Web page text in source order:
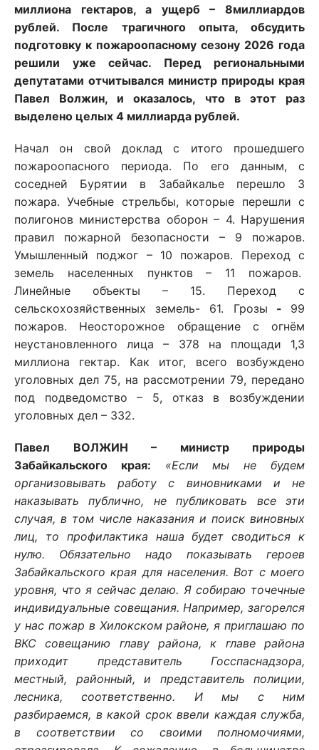
миллиона гектаров, а ущерб – 8миллиардов
рублей. После трагичного опыта, обсудить
подготовку к пожароопасному сезону 2026 года
решили уже сейчас. Перед региональными
депутатами отчитывался министр природы края
Павел Волжин, и оказалось, что в этот раз
выделено целых 4 миллиарда рублей.
Начал он свой доклад с итого прошедшего
пожароопасного периода. По его данным, с
соседней Бурятии в Забайкалье перешло 3
пожара. Учебные стрельбы, которые перешли с
полигонов министерства оборон – 4. Нарушения
правил пожарной безопасности – 9 пожаров.
Умышленный поджог – 10 пожаров. Переход с
земель населенных пунктов – 11 пожаров.
Линейные объекты – 15. Переход с
сельскохозяйственных земель- 61. Грозы - 99
пожаров. Неосторожное обращение с огнём
неустановленного лица – 378 на площади 1,3
миллиона гектар. Как итог, всего возбуждено
уголовных дел 75, на рассмотрении 79, передано
под подведомство – 5, отказ в возбуждении
уголовных дел – 332.
Павел ВОЛЖИН – министр природы
Забайкальского края: «Если мы не будем
организовывать работу с виновниками и не
наказывать публично, не публиковать все эти
случая, в том числе наказания и поиск виновных
лиц, то профилактика наша будет сводиться к
нулю. Обязательно надо показывать героев
Забайкальского края для населения. Вот с моего
уровня, что я сейчас делаю. Я собираю точечные
индивидуальные совещания. Например, загорелся
у нас пожар в Хилокском районе, я приглашаю по
ВКС совещанию главу района, к главе района
приходит представитель Госспаснадзора,
местный, районный, и представитель полиции,
лесника, соответственно. И мы с ним
разбираемся, в какой срок ввели каждая служба,
в соответствии со своими полномочиями,